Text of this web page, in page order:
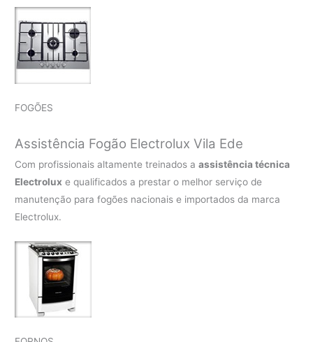
FOGÕES
Assistência Fogão Electrolux Vila Ede
Com profissionais altamente treinados aassistência técnica
Electrolux e qualificados a prestar o melhor serviço de
manutenção para fogões nacionais e importados da marca
Electrolux.